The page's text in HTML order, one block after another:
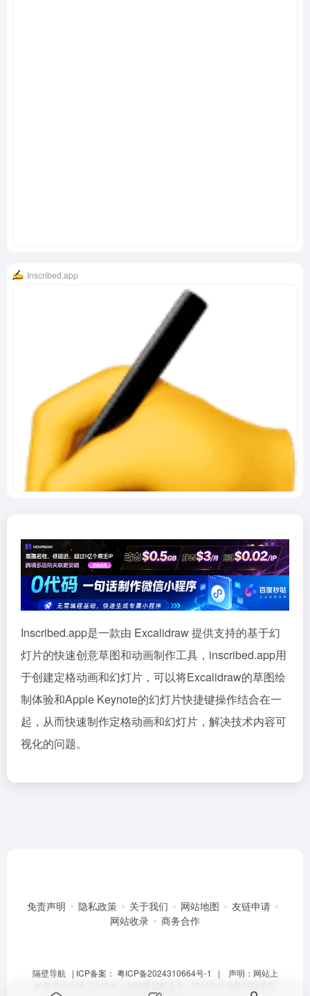
Inscribed.app
Inscribed.app是一款由 Excalidraw 提供支持的基于幻
灯片的快速创意草图和动画制作工具，inscribed.app用
于创建定格动画和幻灯片，可以将Excalidraw的草图绘
制体验和Apple Keynote的幻灯片快捷键操作结合在一
起，从而快速制作定格动画和幻灯片，解决技术内容可
视化的问题。
免责声明 隐私政策 关于我们 网站地图
友链申请
网站收录
商务合作
隔壁导航| ICP备案： 粤ICP备2024310664号-1 | 声明：网站上